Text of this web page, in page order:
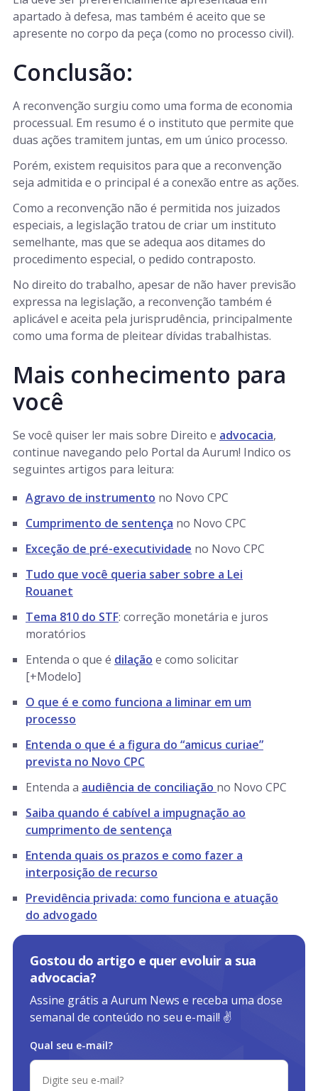
apartado à defesa, mas também é aceito que se
apresente no corpo da peça (como no processo civil).
Conclusão:
A reconvenção surgiu como uma forma de economia
processual. Em resumo é o instituto que permite que
duas ações tramitem juntas, em um único processo.
Porém, existem requisitos para que a reconvenção
seja admitida e o principal é a conexão entre as ações.
Como a reconvenção não é permitida nos juizados
especiais, a legislação tratou de criar um instituto
semelhante, mas que se adequa aos ditames do
procedimento especial, o pedido contraposto.
No direito do trabalho, apesar de não haver previsão
expressa na legislação, a reconvenção também é
aplicável e aceita pela jurisprudência, principalmente
como uma forma de pleitear dívidas trabalhistas.
Mais conhecimento para
você
Se você quiser ler mais sobre Direito e advocacia,
continue navegando pelo Portal da Aurum! Indico os
seguintes artigos para leitura:
Agravo de instrumento no Novo CPC
Cumprimento de sentença no Novo CPC
Exceção de pré-executividade no Novo CPC
Tudo que você queria saber sobre a Lei
Rouanet
Tema 810 do STF: correção monetária e juros
moratórios
Entenda o que é dilação e como solicitar
[+Modelo]
O que é e como funciona a liminar em um
processo
Entenda o que é a figura do “amicus curiae”
prevista no Novo CPC
Entenda a audiência de conciliação no Novo CPC
Saiba quando é cabível a impugnação ao
cumprimento de sentença
Entenda quais os prazos e como fazer a
interposição de recurso
Previdência privada: como funciona e atuação
do advogado
Gostou do artigo e quer evoluir a sua
advocacia?
Assine grátis a Aurum News e receba uma dose
semanal de conteúdo no seu e-mail! ✌️
Qual seu e-mail?